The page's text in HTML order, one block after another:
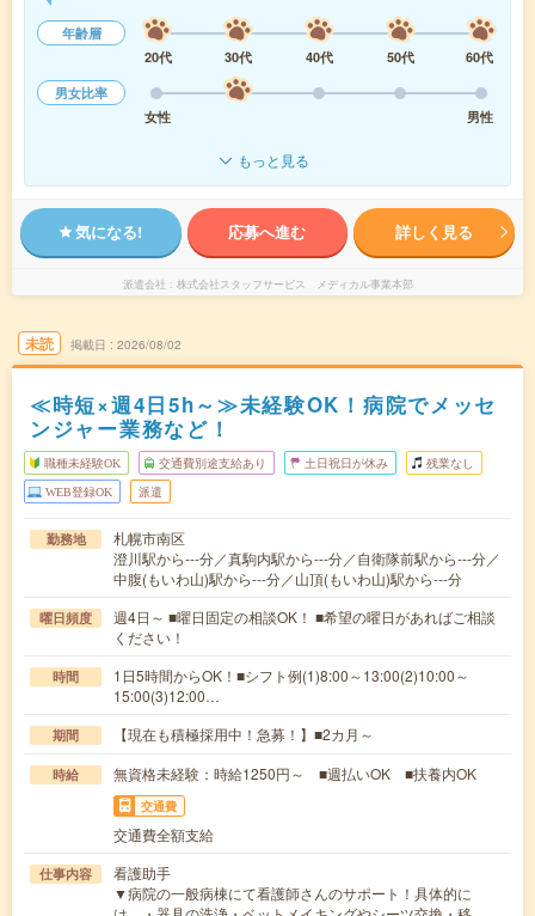
年齢層
20代
30代 40代 50代
60代
男女比率
女性
男性
もっと見る
気になる! 応募へ進む 詳しく見る
派遣会社 株式会社スタッフサービス メディカル事業本部
未読 掲載日 2026/08/02
≪時短×週4日5h～≫未経験OK！病院でメッセ
ンジャー業務など！
職種未経験OK 交通費別途支給あり 土日祝日が休み 残業なし
WEB登録OK 派遣
勤務地
札幌市南区
澄川駅から---分／真駒内駅から---分／自衛隊前駅から---分／
中腹(もいわ山)駅から---分／山頂(もいわ山)駅から---分
曜日頻度
週4日～ ■曜日固定の相談OK！ ■希望の曜日があればご相談
ください！
時間
1日5時間からOK！■シフト例(1)8:00～13:00(2)10:00～
15:00(3)12:00…
期間 【現在も積極採用中！急募！】■2カ月～
時給 無資格未経験：時給1250円～ ■週払いOK ■扶養内OK
交通費
交通費全額支給
仕事内容
看護助手
▼病院の一般病棟にて看護師さんのサポート！具体的に